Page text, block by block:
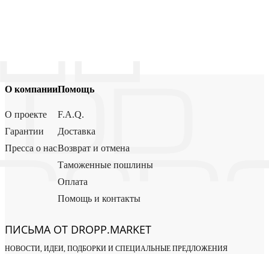
О компании
О проекте
Гарантии
Пресса о нас
Помощь
F.A.Q.
Доставка
Возврат и отмена
Таможенные пошлины
Оплата
Помощь и контакты
ПИСЬМА ОТ DROPP.MARKET
НОВОСТИ, ИДЕИ, ПОДБОРКИ И СПЕЦИАЛЬНЫЕ ПРЕДЛОЖЕНИЯ